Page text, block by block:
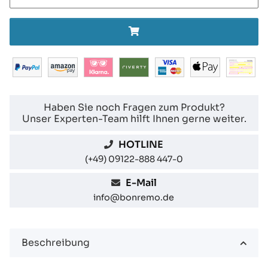
Haben Sie noch Fragen zum Produkt?
Unser Experten-Team hilft Ihnen gerne weiter.
HOTLINE
(+49) 09122-888 447-0
E-Mail
info@bonremo.de
Beschreibung